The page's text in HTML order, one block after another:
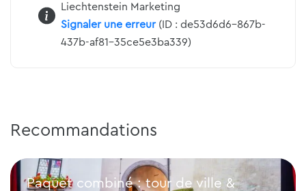
Liechtenstein Marketing
Signaler une erreur(ID : de53d6d6-867b-
437b-af81-35ce5e3ba339)
Recommandations
Paquet combiné : tour de ville &